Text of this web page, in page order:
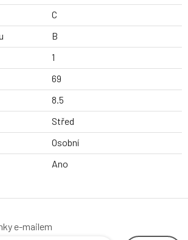
C
B
1
69
8.5
Střed
Osobní
Ano
e-mailem